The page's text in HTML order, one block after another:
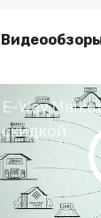
E-
скидкой